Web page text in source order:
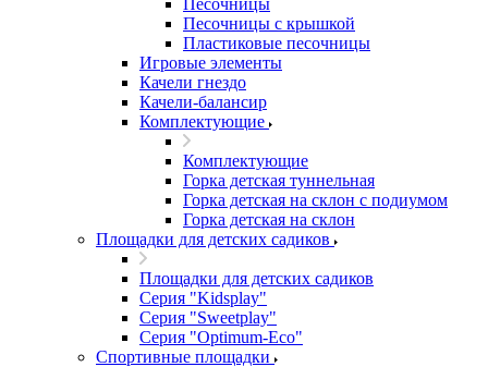
Песочницы
Песочницы с крышкой
Пластиковые песочницы
Игровые элементы
Качели гнездо
Качели-балансир
Комплектующие
Комплектующие
Горка детская туннельная
Горка детская на склон с подиумом
Горка детская на склон
Площадки для детских садиков
Площадки для детских садиков
Серия "Kidsplay"
Серия "Sweetplay"
Серия "Оptimum-Еco"
Спортивные площадки